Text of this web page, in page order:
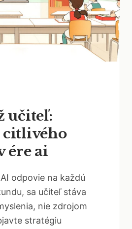
učiteľ:
citlivého
ére ai
odpovie na každú
sa učiteľ stáva
nie zdrojom
stratégiu